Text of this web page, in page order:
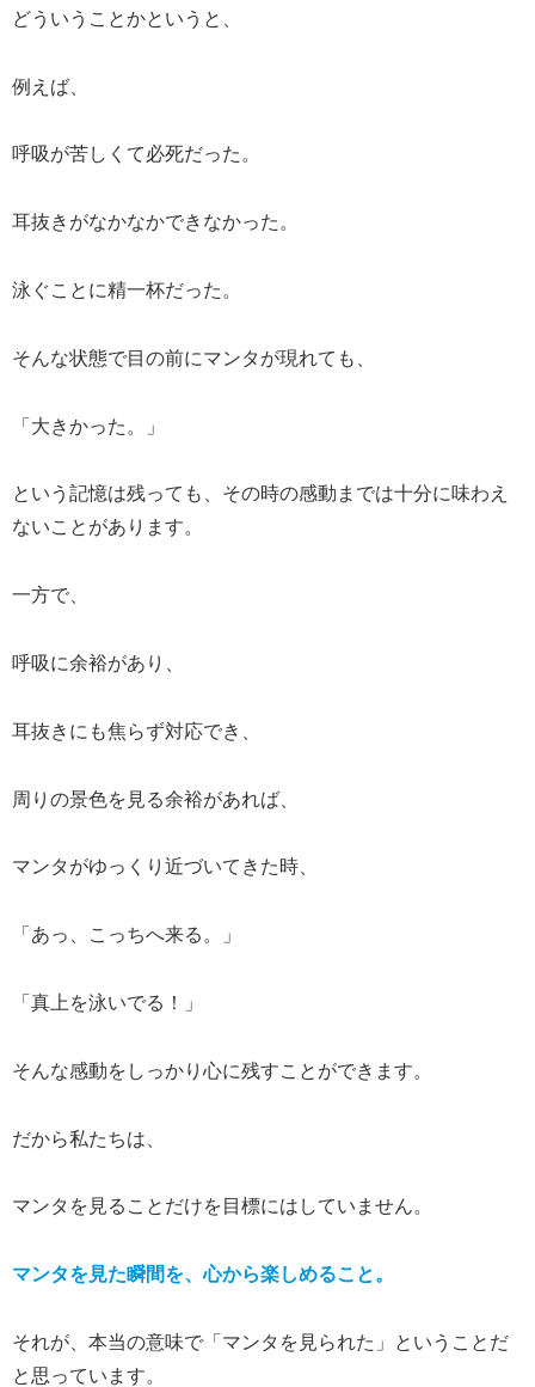
どういうことかというと、
例えば、
呼吸が苦しくて必死だった。
耳抜きがなかなかできなかった。
泳ぐことに精一杯だった。
そんな状態で目の前にマンタが現れても、
「大きかった。」
という記憶は残っても、その時の感動までは十分に味わえ
ないことがあります。
一方で、
呼吸に余裕があり、
耳抜きにも焦らず対応でき、
周りの景色を見る余裕があれば、
マンタがゆっくり近づいてきた時、
「あっ、こっちへ来る。」
「真上を泳いでる！」
そんな感動をしっかり心に残すことができます。
だから私たちは、
マンタを見ることだけを目標にはしていません。
マンタを見た瞬間を、心から楽しめること。
それが、本当の意味で「マンタを見られた」ということだ
と思っています。